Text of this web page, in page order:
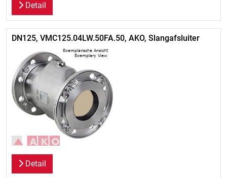
Detail
DN125, VMC125.04LW.50FA.50, AKO, Slangafsluiter
Detail